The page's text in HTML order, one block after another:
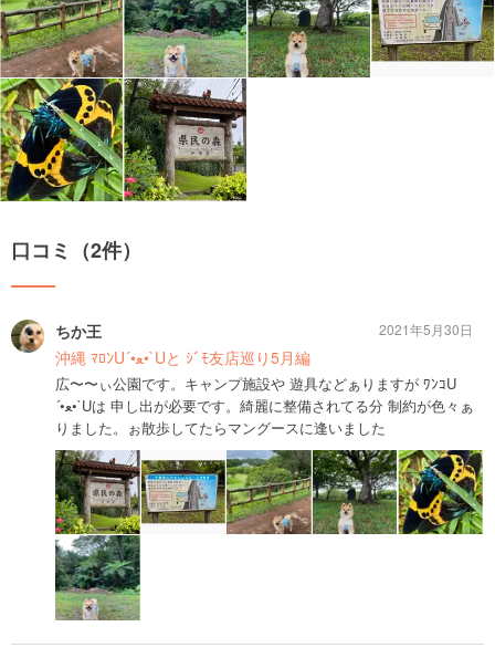
口コミ（2件）
ちか王
沖縄 ﾏﾛﾝU´•ﻌ•`Uと ｼﾞﾓ友店巡り5月編
広〜〜ぃ公園です。キャンプ施設や 遊具などぁりますが ﾜﾝｺU
´•ﻌ•`Uは 申し出が必要です。綺麗に整備されてる分 制約が色々ぁ
りました。ぉ散歩してたらマングースに逢いました
2021年5月30日